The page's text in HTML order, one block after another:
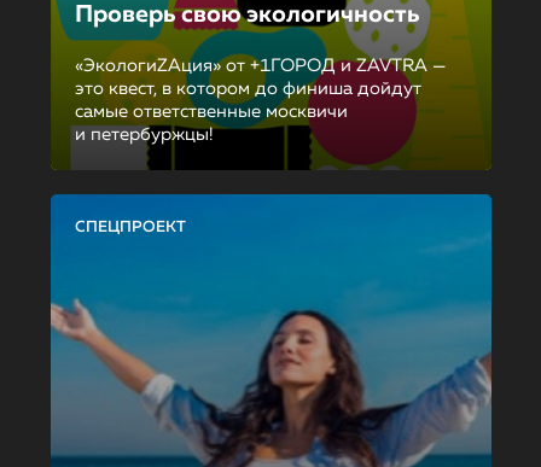
Проверь свою экологичность
«ЭкологиZAция» от +1ГОРОД и ZAVTRA —
это квест, в котором до финиша дойдут
самые ответственные москвичи
и петербуржцы!
СПЕЦПРОЕКТ